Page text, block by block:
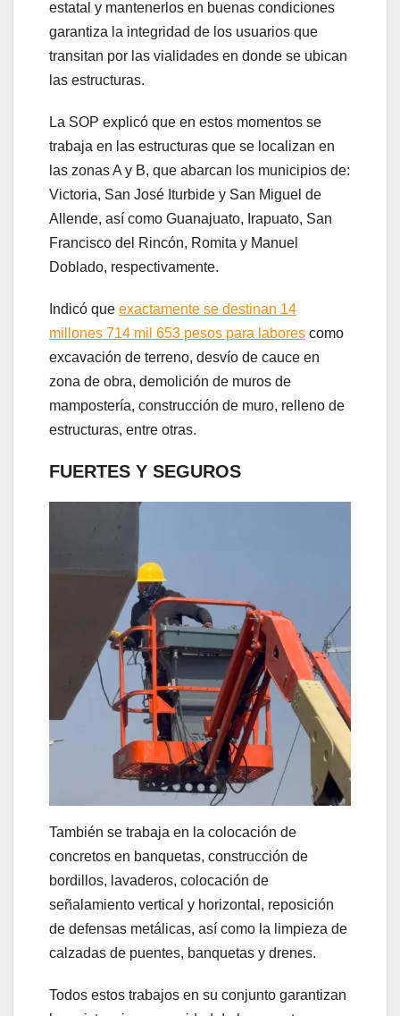
estatal y mantenerlos en buenas condiciones
garantiza la integridad de los usuarios que
transitan por las vialidades en donde se ubican
las estructuras.
La SOP explicó que en estos momentos se
trabaja en las estructuras que se localizan en
las zonas A y B, que abarcan los municipios de:
Victoria, San José Iturbide y San Miguel de
Allende, así como Guanajuato, Irapuato, San
Francisco del Rincón, Romita y Manuel
Doblado, respectivamente.
Indicó que exactamente se destinan 14
millones 714 mil 653 pesos para labores como
excavación de terreno, desvío de cauce en
zona de obra, demolición de muros de
mampostería, construcción de muro, relleno de
estructuras, entre otras.
FUERTES Y SEGUROS
También se trabaja en la colocación de
concretos en banquetas, construcción de
bordillos, lavaderos, colocación de
señalamiento vertical y horizontal, reposición
de defensas metálicas, así como la limpieza de
calzadas de puentes, banquetas y drenes.
Todos estos trabajos en su conjunto garantizan